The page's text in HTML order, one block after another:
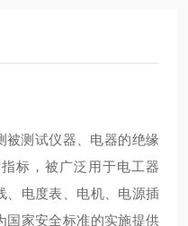
被测试仪器、电器的绝缘
标，被广泛用于电工器
、电度表、电机、电源插
国家安全标准的实施提供